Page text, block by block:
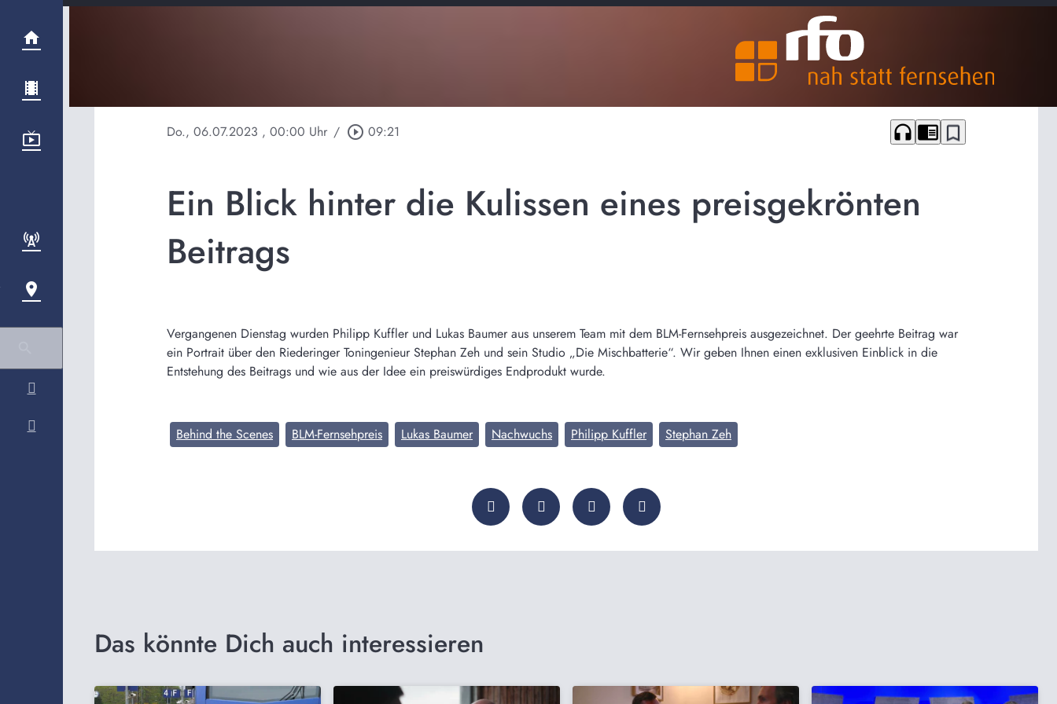
Do., 06.07.2023 , 00:00 Uhr / play_circle_outline 09:21 headphones chrome_reader_mode bookmark_border
Ein Blick hinter die Kulissen eines preisgekrönten
Beitrags
Vergangenen Dienstag wurden Philipp Kuffler und Lukas Baumer aus unserem Team mit dem BLM-Fernsehpreis ausgezeichnet. Der geehrte Beitrag war
ein Portrait über den Riederinger Toningenieur Stephan Zeh und sein Studio „Die Mischbatterie“. Wir geben Ihnen einen exklusiven Einblick in die
Entstehung des Beitrags und wie aus der Idee ein preiswürdiges Endprodukt wurde.
Behind the Scenes BLM-Fernsehpreis Lukas Baumer Nachwuchs Philipp Kuffler Stephan Zeh
Das könnte Dich auch interessieren